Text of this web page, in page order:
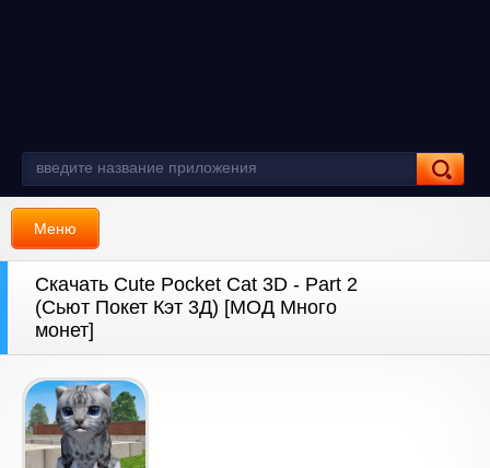
Меню
Скачать Cute Pocket Cat 3D - Part 2
(Сьют Покет Кэт 3Д) [МОД Много
монет]